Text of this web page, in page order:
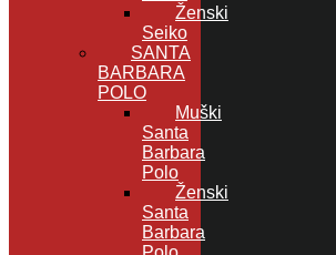
Ženski
Seiko
SANTA
BARBARA
POLO
Muški
Santa
Barbara
Polo
Ženski
Santa
Barbara